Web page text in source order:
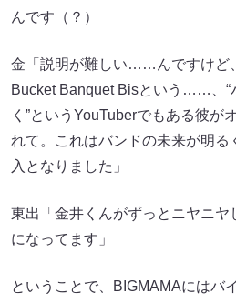
んです（？）
金「説明が難しい……んですけど
Bucket Banquet Bisという……、“
く”というYouTuberでもある彼が
れて。これはバンドの未来が明
入となりました」
東出「金井くんがずっとニヤニ
になってます」
ということで、BIGMAMAにはバ